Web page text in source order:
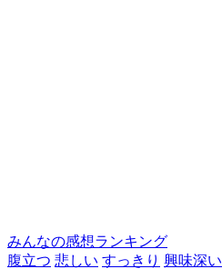
みんなの感想ランキング
腹立つ 悲しい すっきり 興味深い